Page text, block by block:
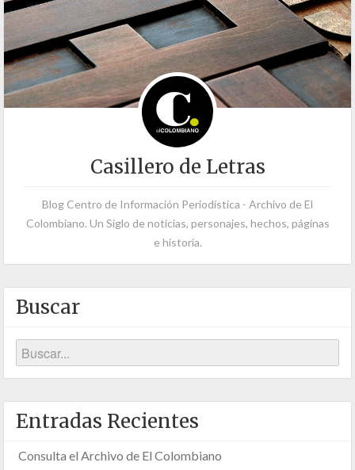
Casillero de Letras
Blog Centro de Información Periodística - Archivo de El
Colombiano. Un Siglo de noticias, personajes, hechos, páginas
e historia.
Buscar
Entradas Recientes
Consulta el Archivo de El Colombiano